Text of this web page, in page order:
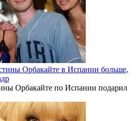
Орбакайте в Испании больше,
Орбакайте по Испании подарил